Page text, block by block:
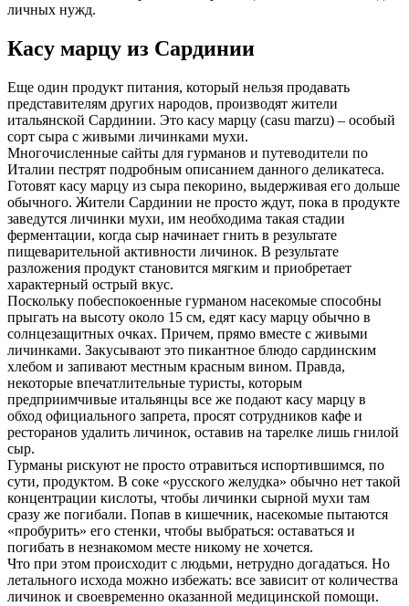
личных нужд.
Касу марцу из Сардинии
Еще один продукт питания, который нельзя продавать
представителям других народов, производят жители
итальянской Сардинии. Это касу марцу (casu marzu) – особый
сорт сыра с живыми личинками мухи.
Многочисленные сайты для гурманов и путеводители по
Италии пестрят подробным описанием данного деликатеса.
Готовят касу марцу из сыра пекорино, выдерживая его дольше
обычного. Жители Сардинии не просто ждут, пока в продукте
заведутся личинки мухи, им необходима такая стадии
ферментации, когда сыр начинает гнить в результате
пищеварительной активности личинок. В результате
разложения продукт становится мягким и приобретает
характерный острый вкус.
Поскольку побеспокоенные гурманом насекомые способны
прыгать на высоту около 15 см, едят касу марцу обычно в
солнцезащитных очках. Причем, прямо вместе с живыми
личинками. Закусывают это пикантное блюдо сардинским
хлебом и запивают местным красным вином. Правда,
некоторые впечатлительные туристы, которым
предприимчивые итальянцы все же подают касу марцу в
обход официального запрета, просят сотрудников кафе и
ресторанов удалить личинок, оставив на тарелке лишь гнилой
сыр.
Гурманы рискуют не просто отравиться испортившимся, по
сути, продуктом. В соке «русского желудка» обычно нет такой
концентрации кислоты, чтобы личинки сырной мухи там
сразу же погибали. Попав в кишечник, насекомые пытаются
«пробурить» его стенки, чтобы выбраться: оставаться и
погибать в незнакомом месте никому не хочется.
Что при этом происходит с людьми, нетрудно догадаться. Но
летального исхода можно избежать: все зависит от количества
личинок и своевременно оказанной медицинской помощи.